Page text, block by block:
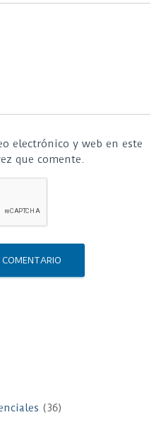
electrónico y web en este
que comente.
(36)